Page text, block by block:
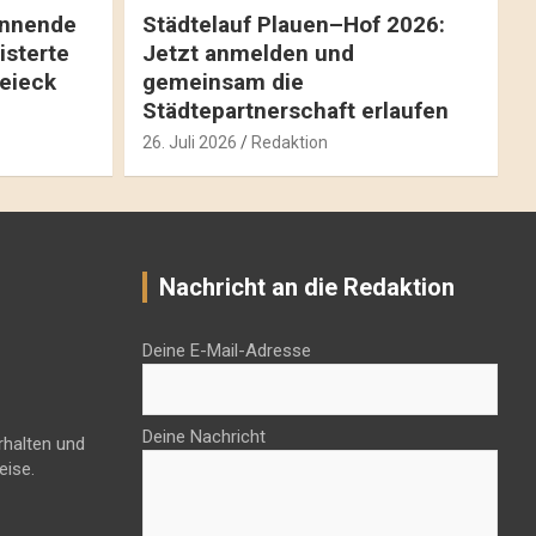
Städtelauf Plauen–Hof 2026:
Jetzt anmelden und
gemeinsam die
Städtepartnerschaft erlaufen
26. Juli 2026 Redaktion
und
Nachricht an die Redaktion
Deine E-Mail-Adresse
Deine Nachricht